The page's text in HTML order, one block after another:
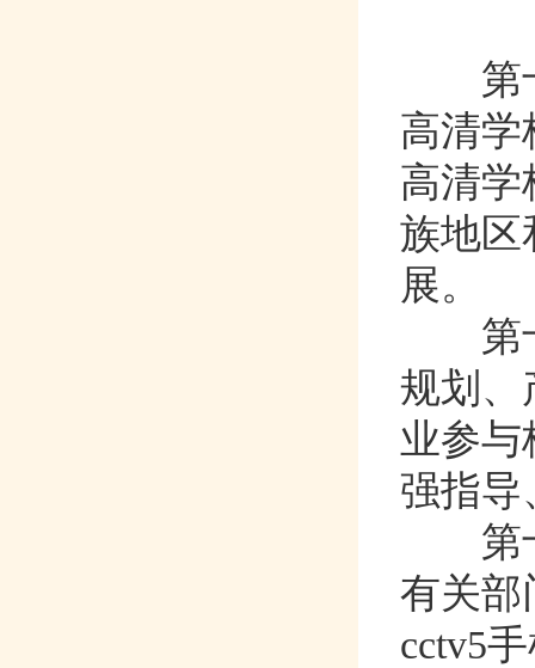
第
高清学
高清学
族地区
展。
第
规划
业参与
强指导
第
有关部
cctv5